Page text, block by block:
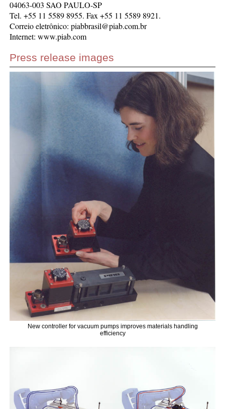
04063-003 SAO PAULO-SP
Tel. +55 11 5589 8955. Fax +55 11 5589 8921.
Correio eletrônico: piabbrasil@piab.com.br
Internet: www.piab.com
Press release images
New controller for vacuum pumps improves materials handling
efficiency